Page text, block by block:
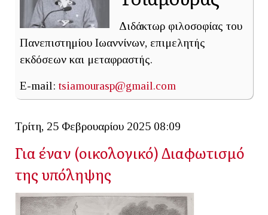
Διδάκτωρ φιλοσοφίας του
Πανεπιστημίου Ιωαννίνων, επιμελητής
εκδόσεων και μεταφραστής.
E-mail: tsiamourasp@gmail.com
Τρίτη, 25 Φεβρουαρίου 2025 08:09
Για έναν (οικολογικό) Διαφωτισμό
της υπόληψης